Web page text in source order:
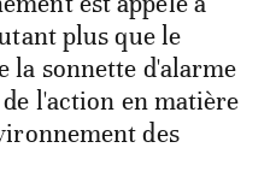
plus que le
la sonnette d'alarme
l'action en matière
des